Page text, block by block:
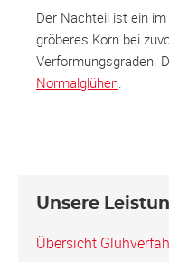
Der Nachteil ist ein
gröberes Korn bei
Verformungsgraden.
Normalglühen.
Seitenspalte
Unsere
Übersicht